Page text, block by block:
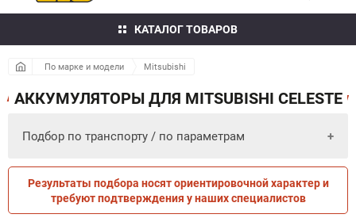
КАТАЛОГ ТОВАРОВ
По марке и модели Mitsubishi
АККУМУЛЯТОРЫ ДЛЯ MITSUBISHI CELESTE
Подбор по транспорту / по параметрам
ПО ТРАНСПОРТУ ПО ПАРАМЕТРАМ
Результаты подбора носят ориентировочной характер и
требуют подтверждения у наших специалистов